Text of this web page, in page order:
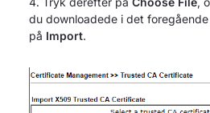
du downloadede i det
på Import.